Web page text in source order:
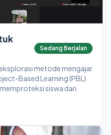
Sedang Berjalan
metode mengajar
Based Learning (PBL)
siswa dari